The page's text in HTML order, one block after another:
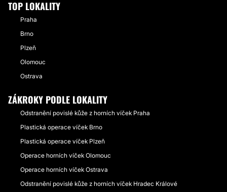
TOP LOKALITY
Praha
Brno
Plzeň
Olomouc
Ostrava
ZÁKROKY PODLE LOKALITY
Odstranění povislé kůže z horních víček Praha
Plastická operace víček Brno
Plastická operace víček Plzeň
Operace horních víček Olomouc
Operace horních víček Ostrava
Odstranění povislé kůže z horních víček Hradec Králové